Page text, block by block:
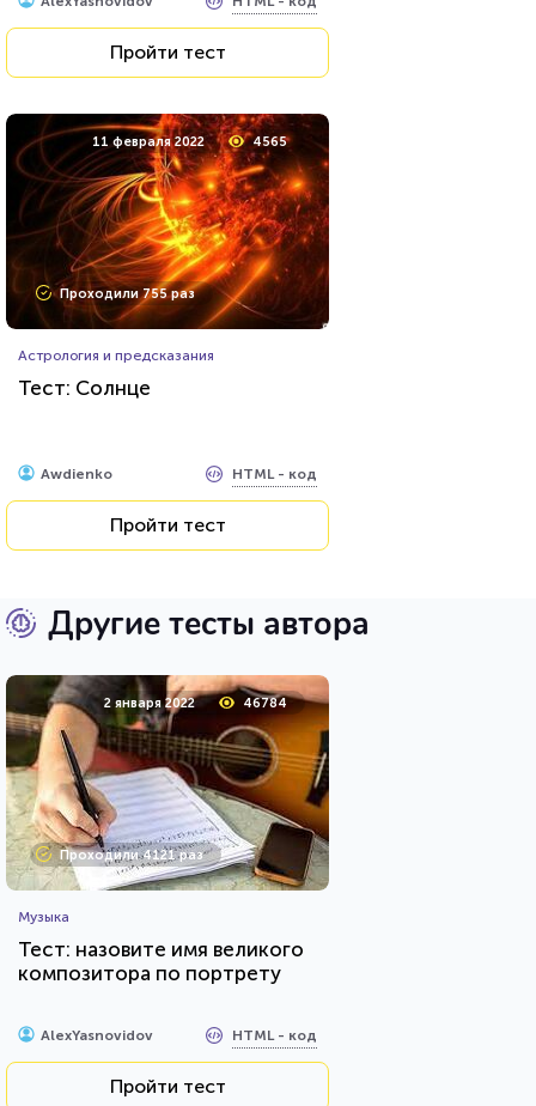
герой»
Пройти тест
11 февраля 2022 4565
Проходили 755 раз
Астрология и предсказания
Тест: Солнце
Awdienko HTML - код
Пройти тест
Другие тесты автора
2 января 2022 46784
Проходили 4121 раз
Музыка
Тест: назовите имя великого
композитора по портрету
AlexYasnovidov HTML - код
Пройти тест